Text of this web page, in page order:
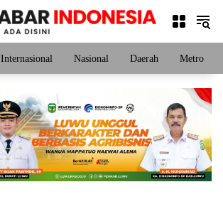
Internasional Nasional Daerah Metro